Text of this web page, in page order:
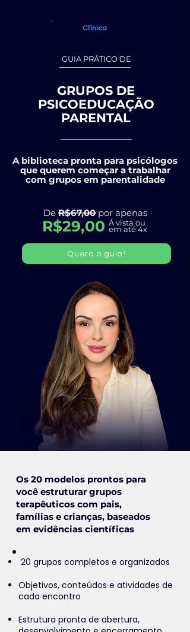
Clínica
GUIA PRÁTICO DE
GRUPOS DE
PSICOEDUCAÇÃO
PARENTAL
A biblioteca pronta para psicólogos
que querem começar a trabalhar
com grupos em parentalidade
De R$67,00 por apenas
R$29,00 Á vista ou
em até 4x
Quero o guia!
Os 20 modelos prontos para
você estruturar grupos
terapêuticos com pais,
famílias e crianças, baseados
em evidências científicas
20 grupos completos e organizados
Objetivos, conteúdos e atividades de
cada encontro
Estrutura pronta de abertura,